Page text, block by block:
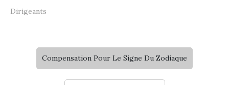
Dirigeants
Compensation Pour Le Signe Du Zodiaque